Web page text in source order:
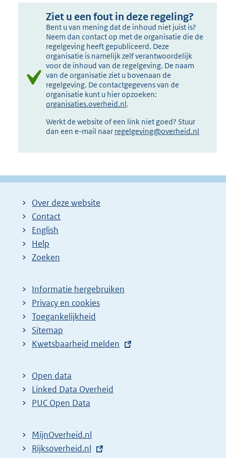
Ziet u een fout in deze regeling?
Bent u van mening dat de inhoud niet juist is?
Neem dan contact op met de organisatie die de
regelgeving heeft gepubliceerd. Deze
organisatie is namelijk zelf verantwoordelijk
voor de inhoud van de regelgeving. De naam
van de organisatie ziet u bovenaan de
regelgeving. De contactgegevens van de
organisatie kunt u hier opzoeken:
organisaties.overheid.nl.
Werkt de website of een link niet goed? Stuur
dan een e-mail naar regelgeving@overheid.nl
Over deze website
Contact
English
Help
Zoeken
Informatie hergebruiken
Privacy en cookies
Toegankelijkheid
Sitemap
E
t
e
r
l
i
Kwetsbaarheid melden
Open data
Linked Data Overheid
PUC Open Data
MijnOverheid.nl
E
Rijksoverheid.nl